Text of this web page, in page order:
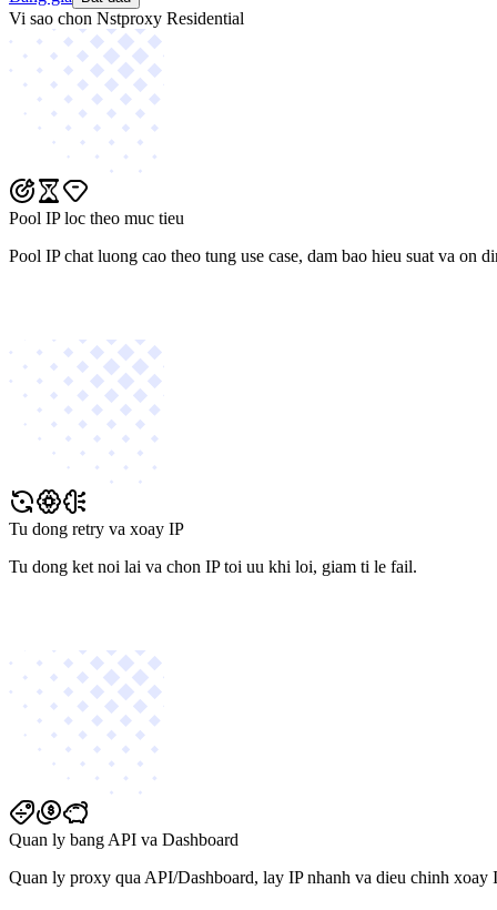
Vi sao chon Nstproxy Residential
Pool IP loc theo muc tieu
Pool IP chat luong cao theo tung use case, dam bao hieu suat va on
Tu dong retry va xoay IP
Tu dong ket noi lai va chon IP toi uu khi loi, giam ti le fail.
Quan ly bang API va Dashboard
Quan ly proxy qua API/Dashboard, lay IP nhanh va dieu chinh xoay